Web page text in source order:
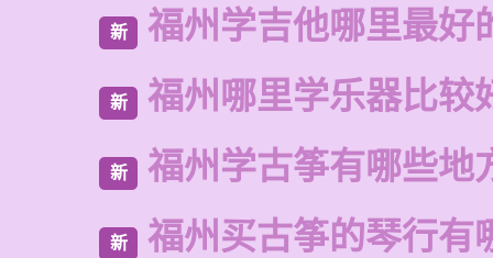
新 福州学吉他哪里最好
新 福州哪里学乐器比较
新 福州学古筝有哪些地
新 福州买古筝的琴行有